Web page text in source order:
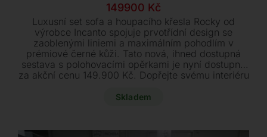
Původní
cena
byla:
285300 Kč.
149900 Kč
Aktuální
cena
je:
149900 Kč.
Luxusní set sofa a houpacího křesla Rocky od
výrobce Incanto spojuje prvotřídní design se
zaoblenými liniemi a maximálním pohodlím v
prémiové černé kůži. Tato nová, ihned dostupná
sestava s polohovacími opěrkami je nyní dostupná
za akční cenu 149.900 Kč. Dopřejte svému interiéru
Skladem